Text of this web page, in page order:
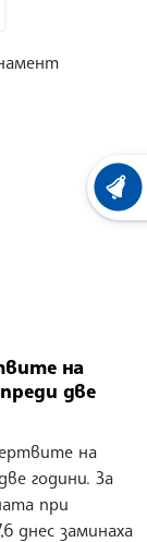
на
две
на
години. За
при
днес заминаха